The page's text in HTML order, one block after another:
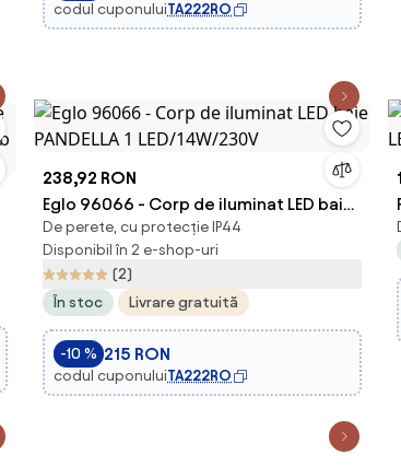
codul cuponuluiTA222RO
238,92 RON
Eglo 96066 - Corp de iluminat LED baie
PANDELLA 1 LED/14W/230V
De perete, cu protecție IP44
Disponibil în 2 e-shop-uri
(2)
În stoc
Livrare gratuită
-10 % 215 RON
codul cuponuluiTA222RO